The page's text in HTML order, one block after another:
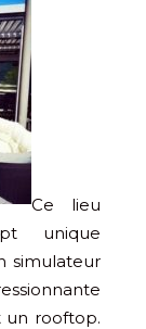
Ce lieu
unique
simulateur
un rooftop.